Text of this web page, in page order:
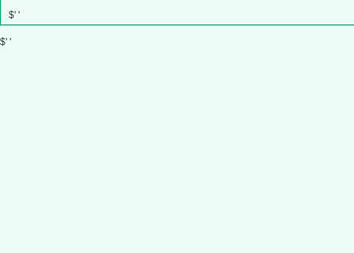
$' '
$' '